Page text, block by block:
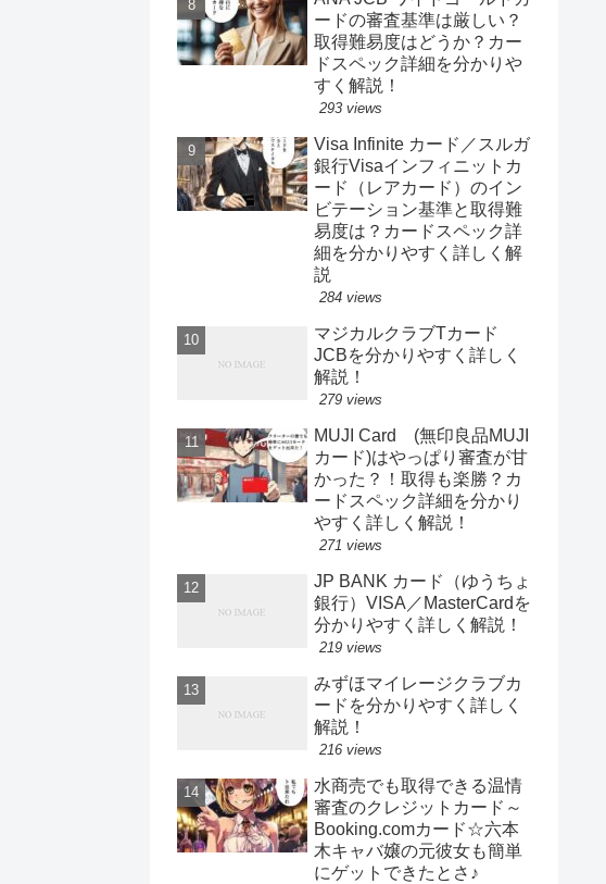
ードの審査基準は厳しい？
取得難易度はどうか？カー
ドスペック詳細を分かりや
すく解説！
293 views
Visa Infinite カード／スルガ
銀行Visaインフィニットカ
ード（レアカード）のイン
ビテーション基準と取得難
易度は？カードスペック詳
細を分かりやすく詳しく解
説
284 views
マジカルクラブTカード
JCBを分かりやすく詳しく
解説！
279 views
MUJI Card (無印良品MUJI
カード)はやっぱり審査が甘
かった？！取得も楽勝？カ
ードスペック詳細を分かり
やすく詳しく解説！
271 views
JP BANK カード（ゆうちょ
銀行）VISA／MasterCardを
分かりやすく詳しく解説！
219 views
みずほマイレージクラブカ
ードを分かりやすく詳しく
解説！
216 views
水商売でも取得できる温情
審査のクレジットカード～
Booking.comカード☆六本
木キャバ嬢の元彼女も簡単
にゲットできたとさ♪